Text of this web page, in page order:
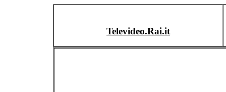
Televideo.Rai.it